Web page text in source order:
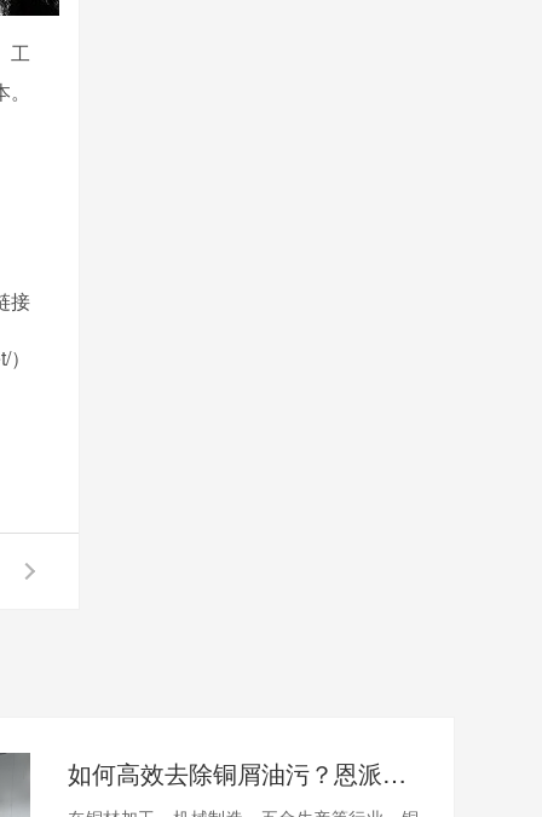
工
接
如何高效去除铜屑油污？恩派特铜屑脱油机给出答案！